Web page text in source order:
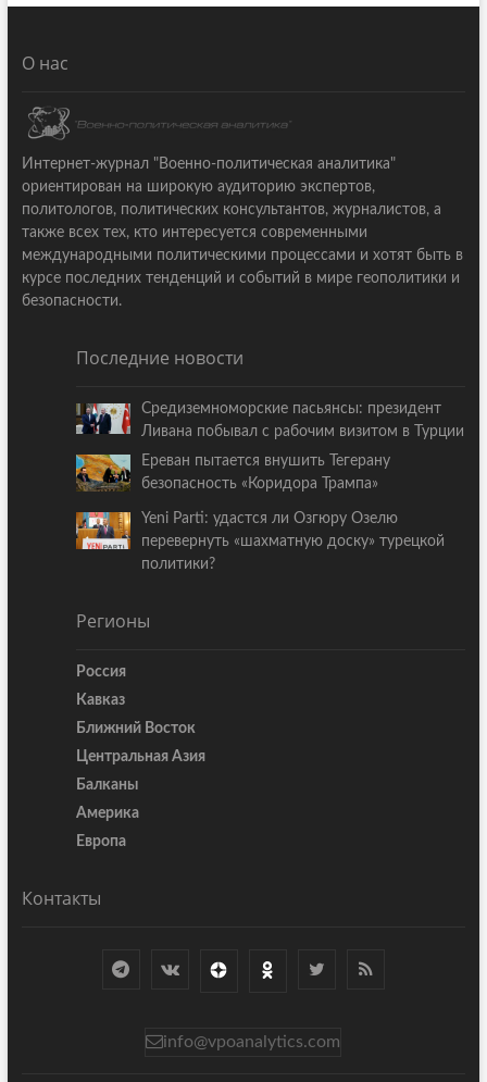
О нас
Интернет-журнал "Военно-политическая аналитика"
ориентирован на широкую аудиторию экспертов,
политологов, политических консультантов, журналистов, а
также всех тех, кто интересуется современными
международными политическими процессами и хотят быть в
курсе последних тенденций и событий в мире геополитики и
безопасности.
Последние новости
Средиземноморские пасьянсы: президент
Ливана побывал с рабочим визитом в Турции
Ереван пытается внушить Тегерану
безопасность «Коридора Трампа»
Yeni Parti: удастся ли Озгюру Озелю
перевернуть «шахматную доску» турецкой
политики?
Регионы
Россия
Кавказ
Ближний Восток
Центральная Азия
Балканы
Америка
Европа
Контакты
info@vpoanalytics.com